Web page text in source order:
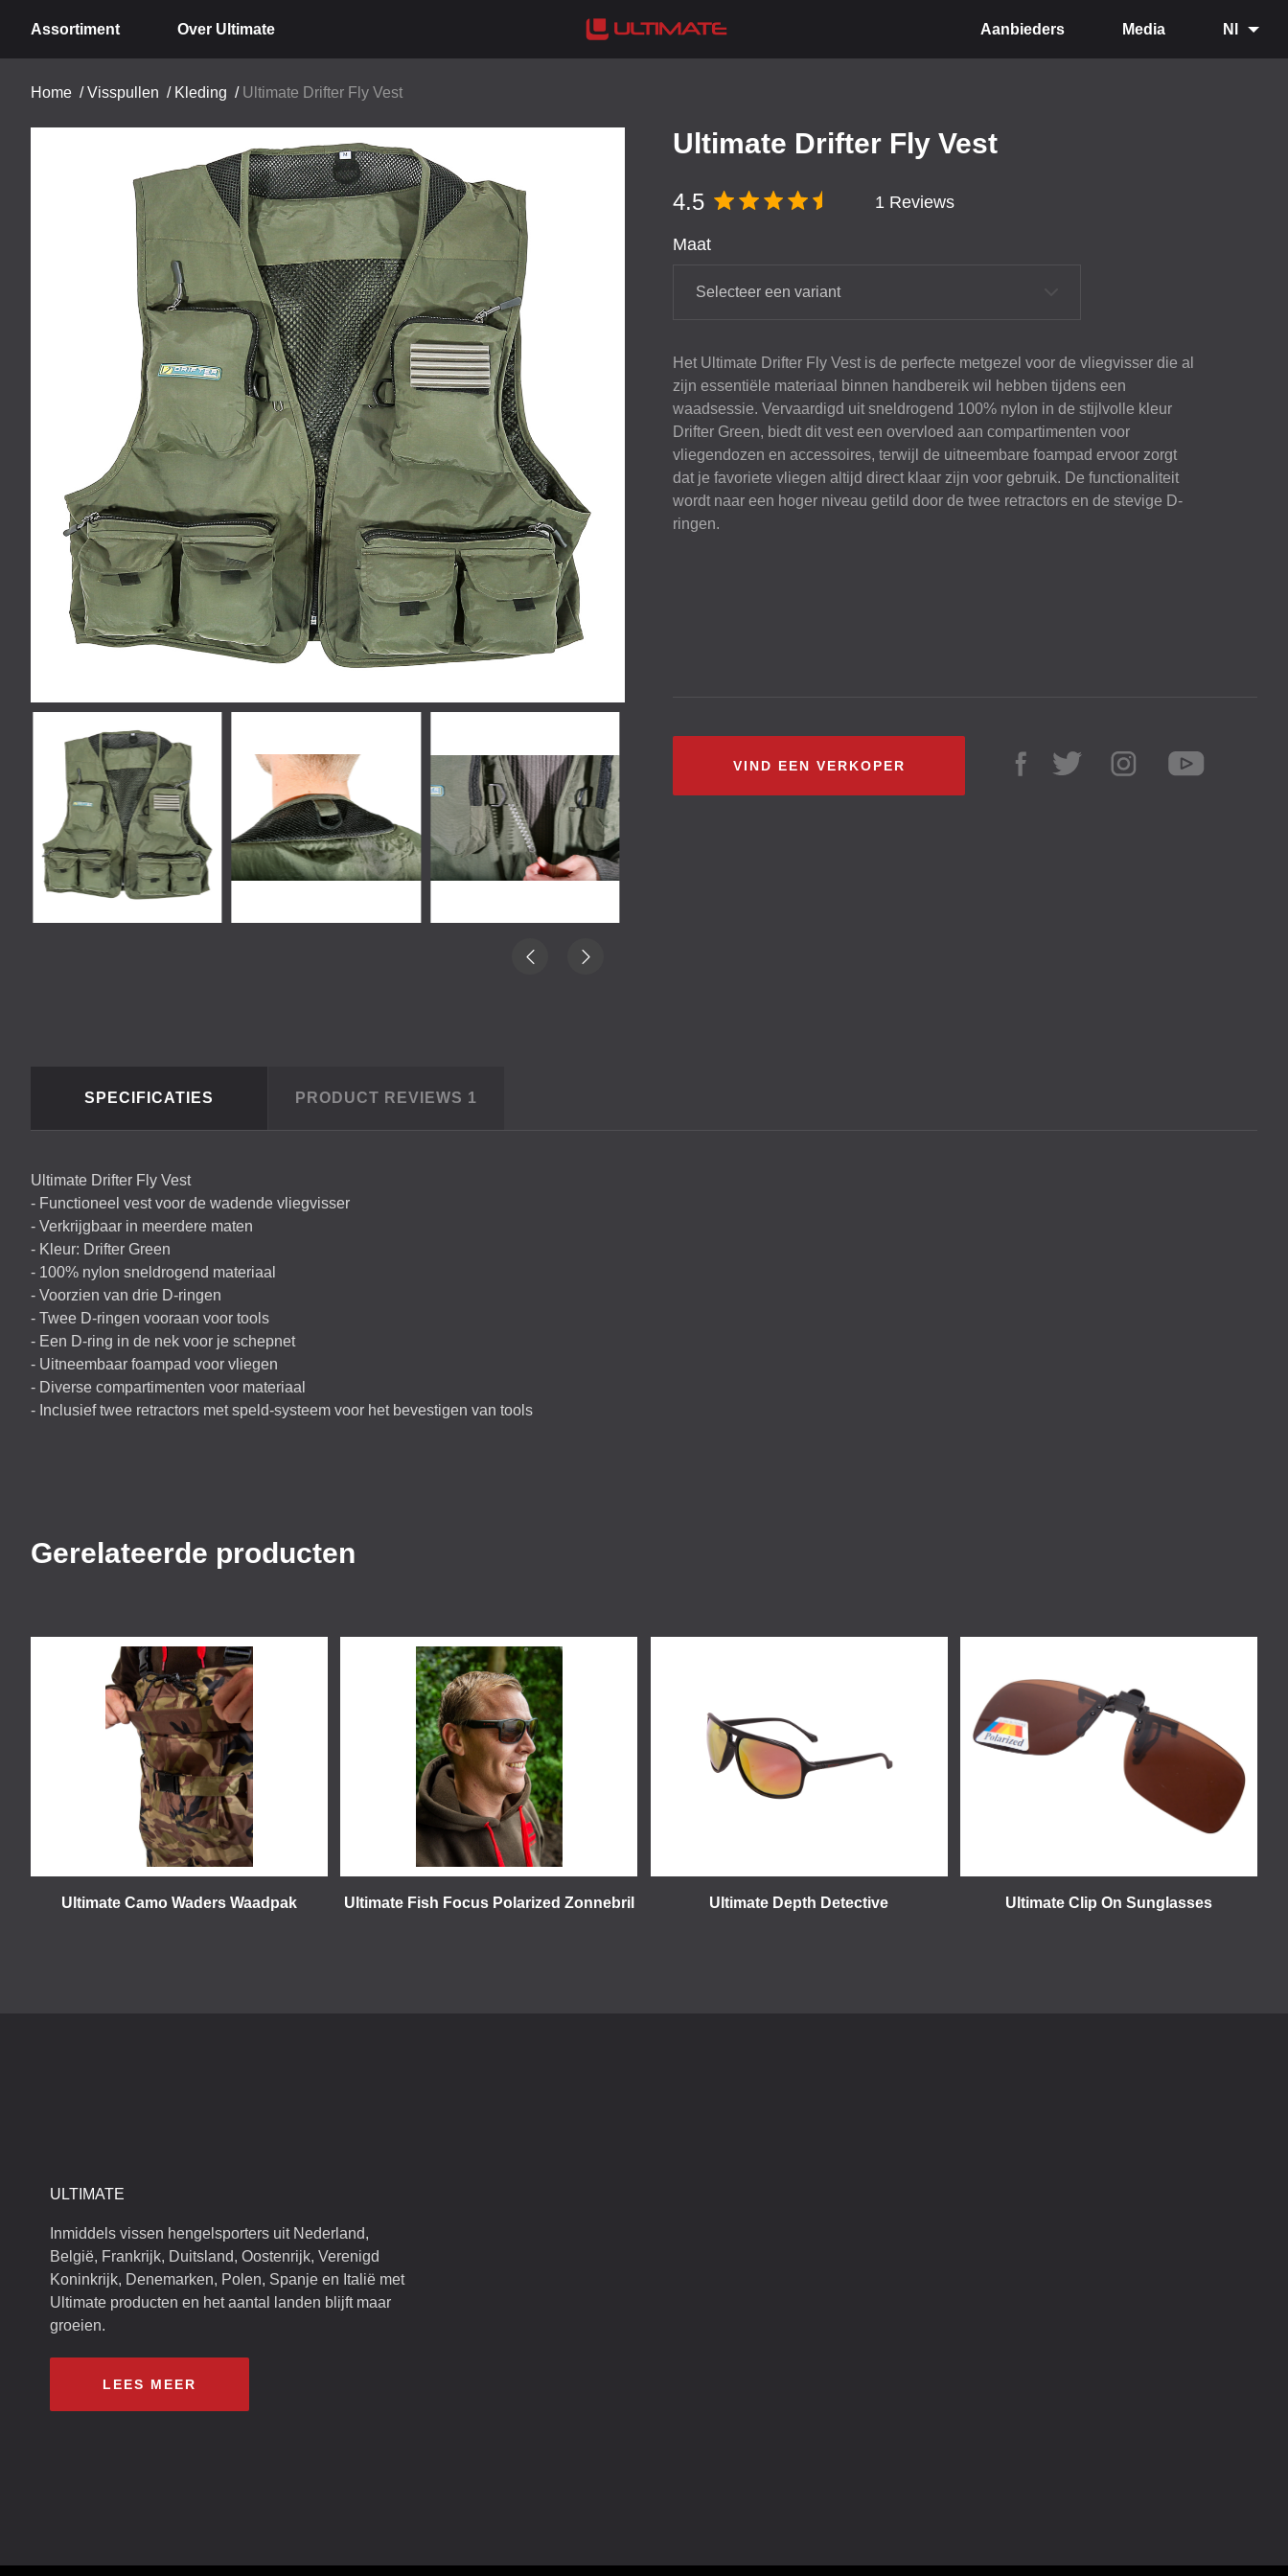
Assortiment Over Ultimate Aanbieders Media Nl
Home /Visspullen / Kleding / Ultimate Drifter Fly Vest
Ultimate Drifter Fly Vest
4.5 1 Reviews
Maat
Selecteer een variant
Het Ultimate Drifter Fly Vest is de perfecte metgezel voor de vliegvisser die al
zijn essentiële materiaal binnen handbereik wil hebben tijdens een
waadsessie. Vervaardigd uit sneldrogend 100% nylon in de stijlvolle kleur
Drifter Green, biedt dit vest een overvloed aan compartimenten voor
vliegendozen en accessoires, terwijl de uitneembare foampad ervoor zorgt
dat je favoriete vliegen altijd direct klaar zijn voor gebruik. De functionaliteit
wordt naar een hoger niveau getild door de twee retractors en de stevige D-
ringen.
VIND EEN VERKOPER
SPECIFICATIES PRODUCT REVIEWS 1
Ultimate Drifter Fly Vest
- Functioneel vest voor de wadende vliegvisser
- Verkrijgbaar in meerdere maten
- Kleur: Drifter Green
- 100% nylon sneldrogend materiaal
- Voorzien van drie D-ringen
- Twee D-ringen vooraan voor tools
- Een D-ring in de nek voor je schepnet
- Uitneembaar foampad voor vliegen
- Diverse compartimenten voor materiaal
- Inclusief twee retractors met speld-systeem voor het bevestigen van tools
Gerelateerde producten
Ultimate Camo Waders Waadpak Ultimate Fish Focus Polarized Zonnebril Ultimate Depth Detective Ultimate Clip On Sunglasses
ULTIMATE
Inmiddels vissen hengelsporters uit Nederland,
België, Frankrijk, Duitsland, Oostenrijk, Verenigd
Koninkrijk, Denemarken, Polen, Spanje en Italië met
Ultimate producten en het aantal landen blijft maar
groeien.
LEES MEER